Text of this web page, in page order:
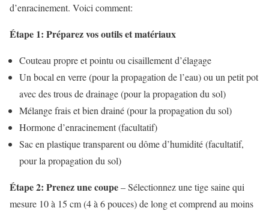
d’enracinement. Voici comment:
Étape 1: Préparez vos outils et matériaux
Couteau propre et pointu ou cisaillement d’élagage
Un bocal en verre (pour la propagation de l’eau) ou un petit pot
avec des trous de drainage (pour la propagation du sol)
Mélange frais et bien drainé (pour la propagation du sol)
Hormone d’enracinement (facultatif)
Sac en plastique transparent ou dôme d’humidité (facultatif,
pour la propagation du sol)
Étape 2: Prenez une coupe– Sélectionnez une tige saine qui
mesure 10 à 15 cm (4 à 6 pouces) de long et comprend au moins